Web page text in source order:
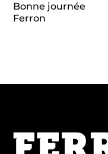
Bonne journée
Ferron